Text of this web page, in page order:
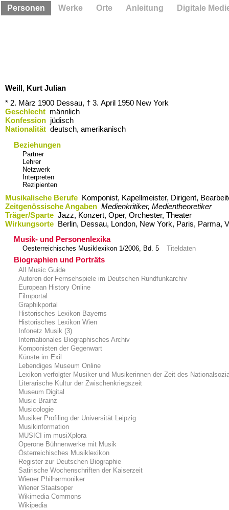
Weill, Kurt Julian
* 2. März 1900 Dessau, † 3. April 1950 New York
Geschlecht männlich
Konfession jüdisch
Nationalität deutsch, amerikanisch
Beziehungen
Partner
Lehrer
Netzwerk
Interpreten
Rezipienten
Musikalische Berufe Komponist, Kapellmeister, Dirigent,
Zeitgenössische Angaben Medienkritiker, Medientheoretiker
Träger/Sparte Jazz, Konzert, Oper, Orchester, Theater
Wirkungsorte Berlin,​ Dessau,​ London,​ New York,​ Paris,​ Parma,​
Musik- und Personenlexika
Oesterreichisches Musiklexikon 1/2006, Bd. 5 Titeldaten
Biographien und Porträts
All Music Guide
Autoren der Fernsehspiele im Deutschen Rundfunkarchiv
European History Online
Filmportal
Graphikportal
Historisches Lexikon Bayerns
Historisches Lexikon Wien
Infonetz Musik (3)
Internationales Biographisches Archiv
Komponisten der Gegenwart
Künste im Exil
Lebendiges Museum Online
Lexikon verfolgter Musiker und Musikerinnen der Zeit des
Literarische Kultur der Zwischenkriegszeit
Museum Digital
Music Brainz
Musicologie
Musiker Profiling der Universität Leipzig
Musikinformation
MUSICI im musiXplora
Operone Bühnenwerke mit Musik
Österreichisches Musiklexikon
Register zur Deutschen Biographie
Satirische Wochenschriften der Kaiserzeit
Wiener Philharmoniker
Wiener Staatsoper
Wikimedia Commons
Wikipedia
Personen Werke Orte Anleitung Digitale